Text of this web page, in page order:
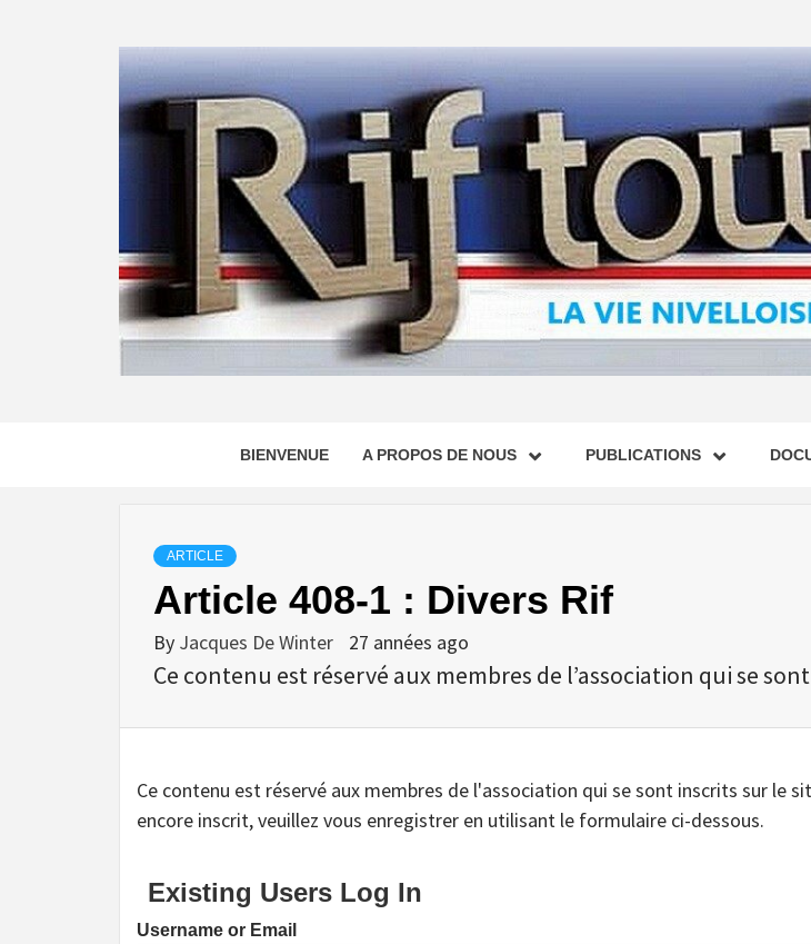
BIENVENUE A PROPOS DE NOUS PUBLICATIONS
ARTICLE
Article 408-1 : Divers Rif
By Jacques De Winter 27 années ago
Ce contenu est réservé aux membres de l’association qui se
Ce contenu est réservé aux membres de l'association qui se sont inscrits sur le
encore inscrit, veuillez vous enregistrer en utilisant le formulaire ci-dessous.
Existing Users Log In
Username or Email